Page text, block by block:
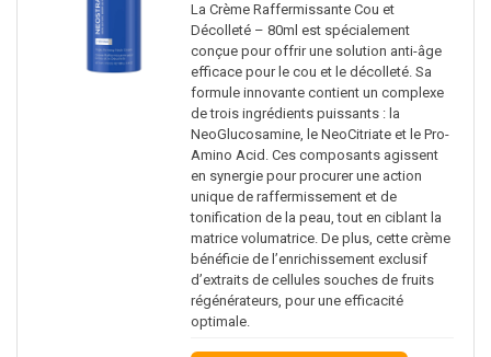
La Crème Raffermissante Cou et
Décolleté – 80ml est spécialement
conçue pour offrir une solution anti-âge
efficace pour le cou et le décolleté. Sa
formule innovante contient un complexe
de trois ingrédients puissants : la
NeoGlucosamine, le NeoCitriate et le Pro-
Amino Acid. Ces composants agissent
en synergie pour procurer une action
unique de raffermissement et de
tonification de la peau, tout en ciblant la
matrice volumatrice. De plus, cette crème
bénéficie de l’enrichissement exclusif
d’extraits de cellules souches de fruits
régénérateurs, pour une efficacité
optimale.